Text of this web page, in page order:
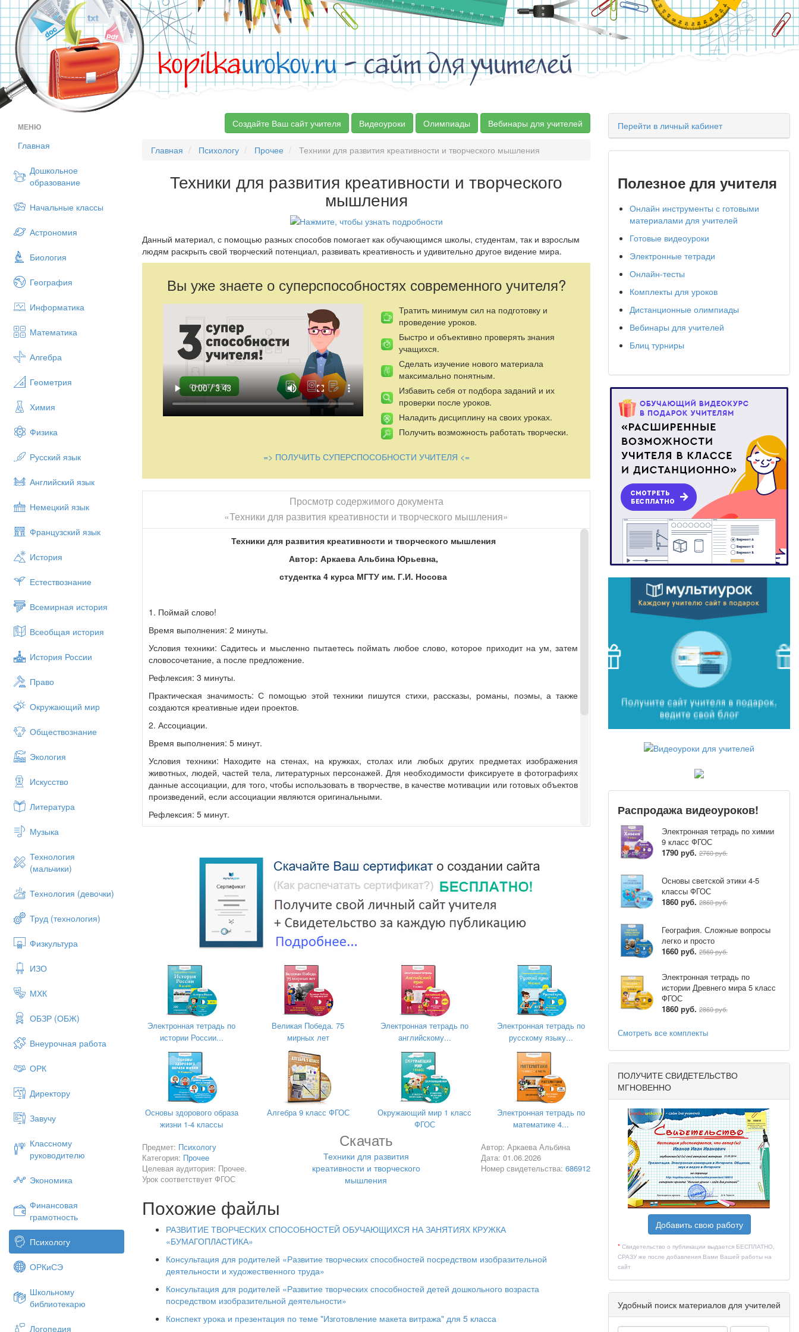
kopilkaurokov.ru- сайт для учителей
МЕНЮ
Главная
Дошкольное
образование
Начальные классы
Астрономия
Биология
География
Информатика
Математика
Алгебра
Геометрия
Химия
Физика
Русский язык
Английский язык
Немецкий язык
Французский язык
История
Естествознание
Всемирная история
Всеобщая история
История России
Право
Окружающий мир
Обществознание
Экология
Искусство
Литература
Музыка
Технология
(мальчики)
Технология (девочки)
Труд (технология)
Физкультура
ИЗО
МХК
ОБЗР (ОБЖ)
Внеурочная работа
ОРК
Директору
Завучу
Классному
руководителю
Экономика
Финансовая
грамотность
Психологу
ОРКиСЭ
Школьному
библиотекарю
Логопедия
Создайте Ваш сайт учителя Видеоуроки Олимпиады Вебинары для учителей
Главная Психологу Прочее Техники для развития креативности и творческого мышления
Техники для развития креативности и творческого
мышления
Данный материал, с помощью разных способов помогает как обучающимся школы, студентам, так и взрослым
людям раскрыть свой творческий потенциал, развивать креативность и удивительно другое видение мира.
Вы уже знаете о суперспособностях современного учителя?
Тратить минимум сил на подготовку и
проведение уроков.
Быстро и объективно проверять знания
учащихся.
Сделать изучение нового материала
максимально понятным.
Избавить себя от подбора заданий и их
проверки после уроков.
Наладить дисциплину на своих уроках.
Получить возможность работать творчески.
=> ПОЛУЧИТЬ СУПЕРСПОСОБНОСТИ УЧИТЕЛЯ <=
Просмотр содержимого документа
«Техники для развития креативности и творческого мышления»
Техники для развития креативности и творческого мышления
Автор: Аркаева Альбина Юрьевна,
студентка 4 курса МГТУ им. Г.И. Носова
1. Поймай слово!
Время выполнения: 2 минуты.
Условия техники: Садитесь и мысленно пытаетесь поймать любое слово, которое приходит на ум, затем
словосочетание, а после предложение.
Рефлексия: 3 минуты.
Практическая значимость: С помощью этой техники пишутся стихи, рассказы, романы, поэмы, а также
создаются креативные идеи проектов.
2. Ассоциации.
Время выполнения: 5 минут.
Условия техники: Находите на стенах, на кружках, столах или любых других предметах изображения
животных, людей, частей тела, литературных персонажей. Для необходимости фиксируете в фотографиях
данные ассоциации, для того, чтобы использовать в творчестве, в качестве мотивации или готовых объектов
произведений, если ассоциации являются оригинальными.
Рефлексия: 5 минут.
3. Фантазии перед сном.
Время выполнения: 5-10 минут.
Условия техники: Ложитесь на кровать перед сном, закрыв глаза, придумываете интересные истории с
самого сначала, либо продолжения к фильмам, которые уже были выпущены, если на ум ничего не
приходит вспоминаете поэтапно мультфильм или фильм, включая все этапы хронометража.
Практическая значимость: Данное упражнение помогает развивать фантазию и воображение, которые
можно использовать в работе, создавать интересные проекты, мыслить художественно и за секунды
придумывать интересные идеи.
Электронная тетрадь по
истории России...
Великая Победа. 75
мирных лет
Электронная тетрадь по
английскому...
Электронная тетрадь по
русскому языку...
Основы здорового образа
жизни 1-4 классы
Алгебра 9 класс ФГОС
Окружающий мир 1 класс
ФГОС
Электронная тетрадь по
математике 4...
Предмет: Психологу
Категория: Прочее
Целевая аудитория: Прочее.
Урок соответствует ФГОС
Скачать
Техники для развития
креативности и творческого
мышления
Автор: Аркаева Альбина
Дата: 01.06.2026
Номер свидетельства: 686912
Похожие файлы
РАЗВИТИЕ ТВОРЧЕСКИХ СПОСОБНОСТЕЙ ОБУЧАЮЩИХСЯ НА ЗАНЯТИЯХ КРУЖКА
«БУМАГОПЛАСТИКА»
Консультация для родителей «Развитие творческих способностей посредством изобразительной
деятельности и художественного труда»
Консультация для родителей «Развитие творческих способностей детей дошкольного возраста
посредством изобразительной деятельности»
Конспект урока и презентация по теме "Изготовление макета витража" для 5 класса
Перейти в личный кабинет
Полезное для учителя
Онлайн инструменты с готовыми
материалами для учителей
Готовые видеоуроки
Электронные тетради
Онлайн-тесты
Комплекты для уроков
Дистанционные олимпиады
Вебинары для учителей
Блиц турниры
Распродажа видеоуроков!
Электронная тетрадь по химии
9 класс ФГОС
1790 руб. 2760 руб.
Основы светской этики 4-5
классы ФГОС
1860 руб. 2860 руб.
География. Сложные вопросы
легко и просто
1660 руб. 2560 руб.
Электронная тетрадь по
истории Древнего мира 5 класс
ФГОС
1860 руб. 2860 руб.
Смотреть все комплекты
ПОЛУЧИТЕ СВИДЕТЕЛЬСТВО
МГНОВЕННО
Добавить свою работу
* Свидетельство о публикации выдается БЕСПЛАТНО,
СРАЗУ же после добавления Вами Вашей работы на
сайт
Удобный поиск материалов для учителей